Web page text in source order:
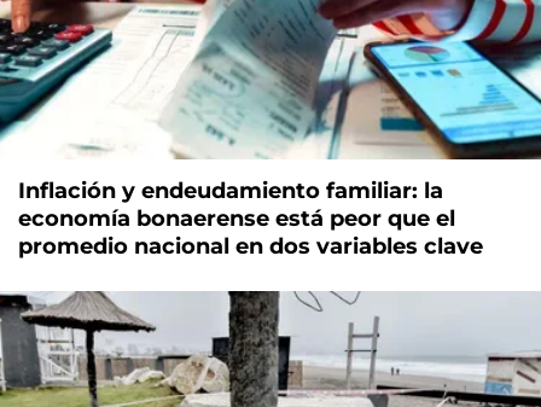
Inflación y endeudamiento familiar: la
economía bonaerense está peor que el
promedio nacional en dos variables clave